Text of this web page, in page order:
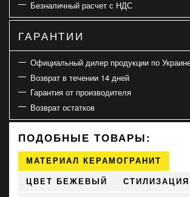
Безналичный расчет с НДС
ГАРАНТИИ
Официальный дилер продукции по
Возврат в течении 14 дней
Гарантия от производителя
Возврат остатков
ПОДОБНЫЕ ТОВАРЫ:
МАТЕРИАЛ КЕРАМОГРАНИТ
ЦВЕТ БЕЖЕВЫЙ